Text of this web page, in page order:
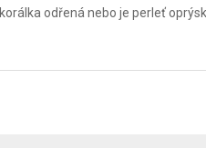
odřená nebo je perleť